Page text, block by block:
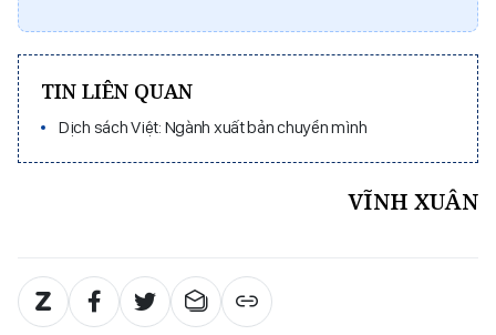
TIN LIÊN QUAN
Dịch sách Việt: Ngành xuất bản chuyển mình
VĨNH XUÂN